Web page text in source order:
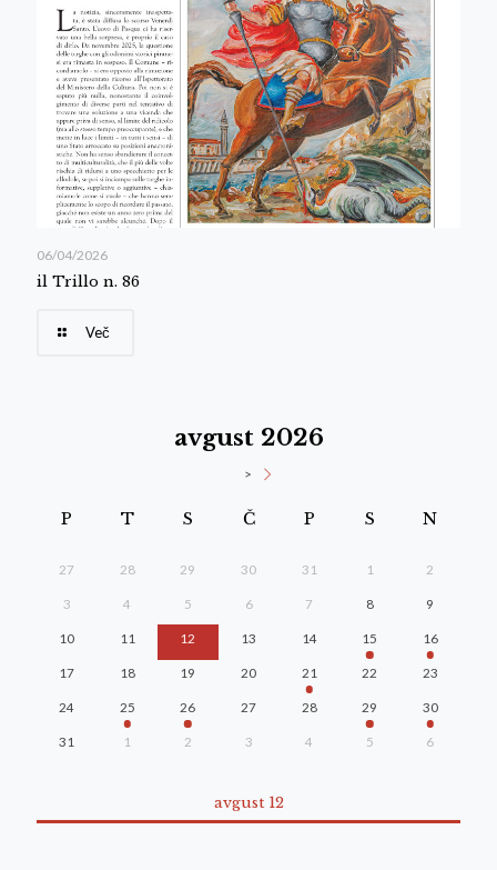
06/04/2026
il Trillo n. 86
Več
avgust 2026
>
P T S Č P S N
27 28 29 30 31 1 2
3 4 5 6 7 8 9
10 11 12 13 14 15 16
17 18 19 20 21 22 23
24 25 26 27 28 29 30
31 1 2 3 4 5 6
avgust 12